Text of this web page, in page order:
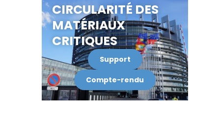
CIRCULARITÉ DES
MATÉRIAUX
CRITIQUES
Support
Compte-rendu